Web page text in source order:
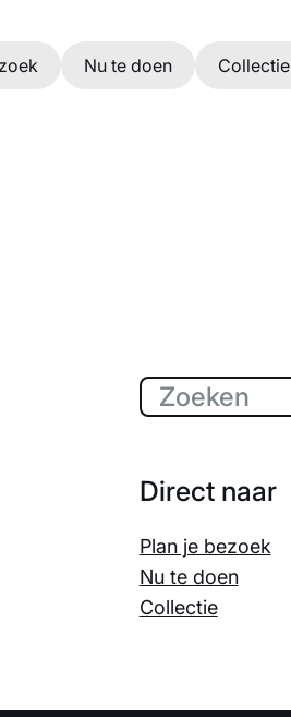
Nu te doen Collectie
Direct naar
Plan je bezoek
Nu te doen
Collectie